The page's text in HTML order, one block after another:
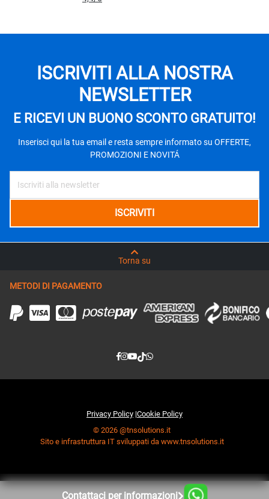
ISCRIVITI ALLA NOSTRA
NEWSLETTER
E RICEVI UN BUONO SCONTO GRATUITO!
Inserisci qui la tua email e resta sempre informato su OFFERTE,
PROMOZIONI E NOVITÁ
Torna su
METODI DI PAGAMENTO
Privacy Policy |Cookie Policy
© 2026 @tnsolutions.it
Sito e infrastruttura IT sviluppati da www.tnsolutions.it
Contattaci per informazioni